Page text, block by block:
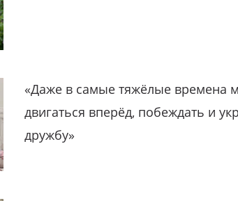
«Даже в самые тяжёлые времена
двигаться вперёд, побеждать и
дружбу»